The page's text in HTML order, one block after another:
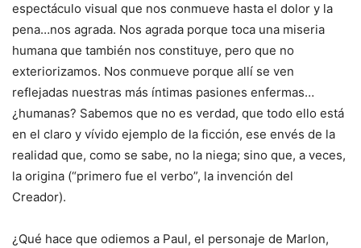
espectáculo visual que nos conmueve hasta el dolor y la
pena…nos agrada. Nos agrada porque toca una miseria
humana que también nos constituye, pero que no
exteriorizamos. Nos conmueve porque allí se ven
reflejadas nuestras más íntimas pasiones enfermas…
¿humanas? Sabemos que no es verdad, que todo ello está
en el claro y vívido ejemplo de la ficción, ese envés de la
realidad que, como se sabe, no la niega; sino que, a veces,
la origina (“primero fue el verbo”, la invención del
Creador).
¿Qué hace que odiemos a Paul, el personaje de Marlon,